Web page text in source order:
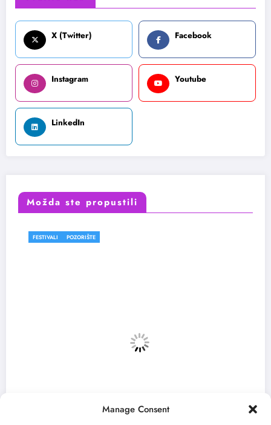
Manage Consent
X (Twitter) Facebook
Instagram Youtube
LinkedIn
Možda ste propustili
FESTIVALI POZORIŠTE